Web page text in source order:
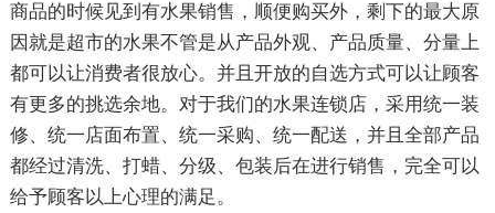
商品的时候见到有水果销售，顺便购买外，剩下的最大原
因就是超市的水果不管是从产品外观、产品质量、分量上
都可以让消费者很放心。并且开放的自选方式可以让顾客
有更多的挑选余地。对于我们的水果连锁店，采用统一装
修、统一店面布置、统一采购、统一配送，并且全部产品
都经过清洗、打蜡、分级、包装后在进行销售，完全可以
给予顾客以上心理的满足。